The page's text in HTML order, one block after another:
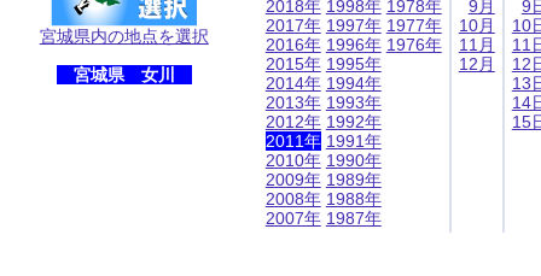
宮城県内の地点を選択
宮城県 女川
2018年
2017年
2016年
2015年
2014年
2013年
2012年
2011年
2010年
2009年
2008年
2007年
1998年
1997年
1996年
1995年
1994年
1993年
1992年
1991年
1990年
1989年
1988年
1987年
1978年
1977年
1976年
9月
10月
11月
12月
9
10
11
12
13
14
15